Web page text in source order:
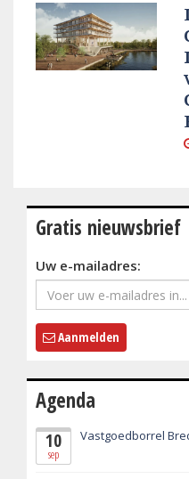
Gratis nieuwsbrief
Uw e-mailadres:
Aanmelden
Agenda
10
sep
Vastgoedborrel